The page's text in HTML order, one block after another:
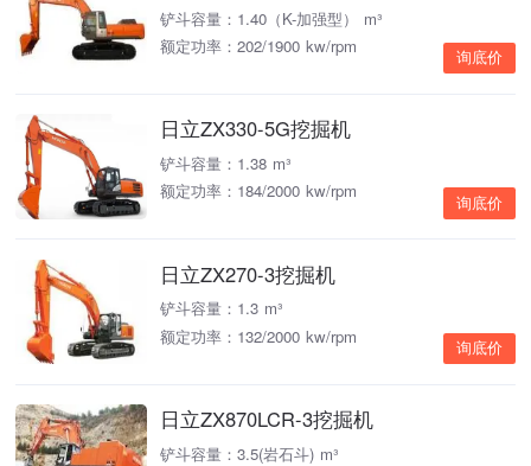
铲斗容量：1.40（K-加强型） m³
额定功率：202/1900 kw/rpm
询底价
日立ZX330-5G挖掘机
铲斗容量：1.38 m³
额定功率：184/2000 kw/rpm
询底价
日立ZX270-3挖掘机
铲斗容量：1.3 m³
额定功率：132/2000 kw/rpm
询底价
日立ZX870LCR-3挖掘机
铲斗容量：3.5(岩石斗) m³